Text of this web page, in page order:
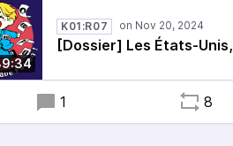
🌍 : de Safe
par les batailles épiques
que "comprendre les enjeux"
K01:R07
[Dossier] Les États-
1 8